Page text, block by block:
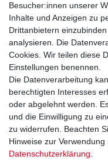
Rechtliche
Widerrufsrecht
Widerrufsformular
Datenschutzerklärung
AGB
Impressum
Vertrag
Zahlungsarten
Besucher:innen unserer
Inhalte und Anzeigen zu
Drittanbietern
analysieren. Die
Cookies. Wir teilen diese
Einstellungen benennen.
Die Datenverarbeitung
berechtigten Interesses
oder abgelehnt werden.
und die Einwilligung zu
zu widerrufen. Beachten
Hinweise zur
Daten­schutz­erklärung